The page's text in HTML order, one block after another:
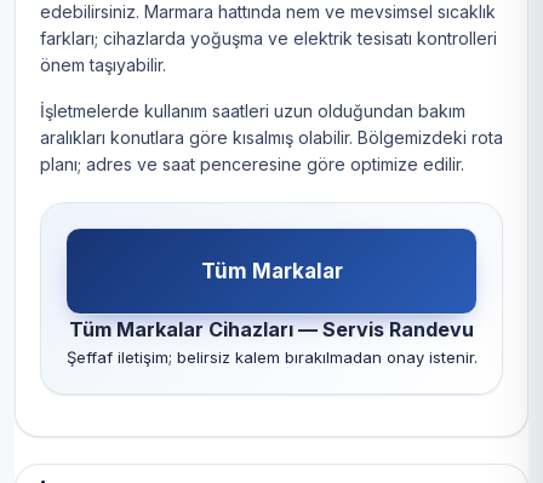
edebilirsiniz. Marmara hattında nem ve mevsimsel sıcaklık
farkları; cihazlarda yoğuşma ve elektrik tesisatı kontrolleri
önem taşıyabilir.
İşletmelerde kullanım saatleri uzun olduğundan bakım
aralıkları konutlara göre kısalmış olabilir. Bölgemizdeki rota
planı; adres ve saat penceresine göre optimize edilir.
Tüm Markalar
Tüm Markalar Cihazları — Servis Randevu
Şeffaf iletişim; belirsiz kalem bırakılmadan onay istenir.